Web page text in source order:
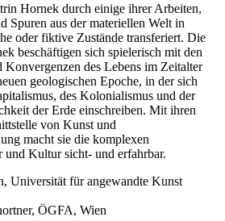
Hornek durch einige ihrer Arbeiten,
Spuren aus der materiellen Welt in
oder fiktive Zustände transfe­riert. Die
beschäftigen sich spie­lerisch mit den
Konvergenzen des Lebens im Zeitalter
geologi­schen Epoche, in der sich
des Kolonialismus und der
der Erde einschreiben. Mit ihren
von Kunst und
macht sie die komplexen
Kultur sicht-­ und erfahrbar.
Universität für angewandte Kunst
ÖGFA, Wien